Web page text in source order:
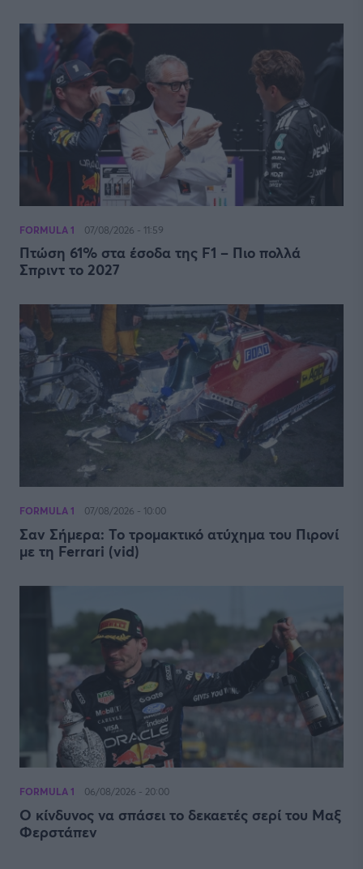
FORMULA 1 07/08/2026 - 11:59
Πτώση 61% στα έσοδα της F1 – Πιο πολλά
Σπριντ το 2027
FORMULA 1 07/08/2026 - 10:00
Σαν Σήμερα: Το τρομακτικό ατύχημα του Πιρονί
με τη Ferrari (vid)
FORMULA 1 06/08/2026 - 20:00
Ο κίνδυνος να σπάσει το δεκαετές σερί του Μαξ
Φερστάπεν